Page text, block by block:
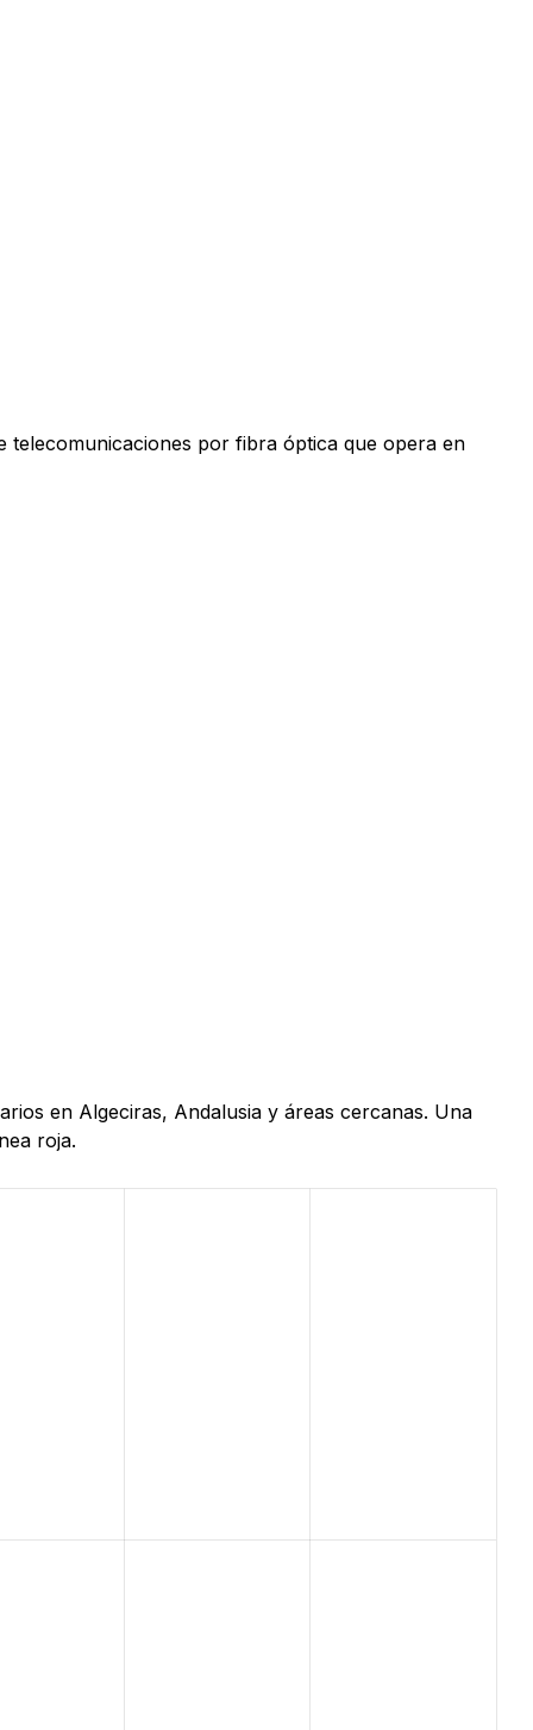
telecomunicaciones por fibra óptica que opera en
en Algeciras, Andalusia y áreas cercanas. Una
roja.